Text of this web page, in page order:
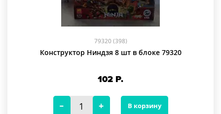
79320 (398)
Конструктор Ниндзя 8 шт в блоке 79320
102 Р.
В корзину